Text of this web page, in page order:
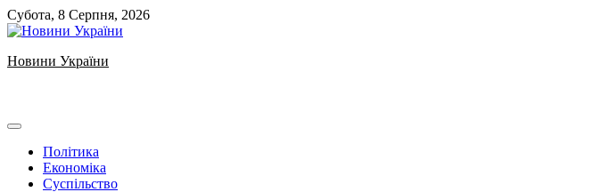
Skip
to
Субота, 8 Серпня, 2026
Новини України
Політика
Економіка
Суспільство